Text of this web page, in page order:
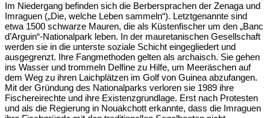
Im Niedergang befinden sich die Berbersprachen der Zenaga und
Imraguen („Die, welche Leben sammeln“). Letztgenannte sind
etwa 1500 schwarze Mauren, die als Küstenfischer um den „Banc
d’Arguin“-Nationalpark leben. In der mauretanischen Gesellschaft
werden sie in die unterste soziale Schicht eingegliedert und
ausgegrenzt. Ihre Fangmethoden gelten als archaisch. Sie gehen
ins Wasser und trommeln Delfine zu Hilfe, um Meeräschen auf
dem Weg zu ihren Laichplätzen im Golf von Guinea abzufangen.
Mit der Gründung des Nationalparks verloren sie 1989 ihre
Fischereirechte und ihre Existenzgrundlage. Erst nach Protesten
und als die Regierung in Nouakchott erkannte, dass die Imraguen